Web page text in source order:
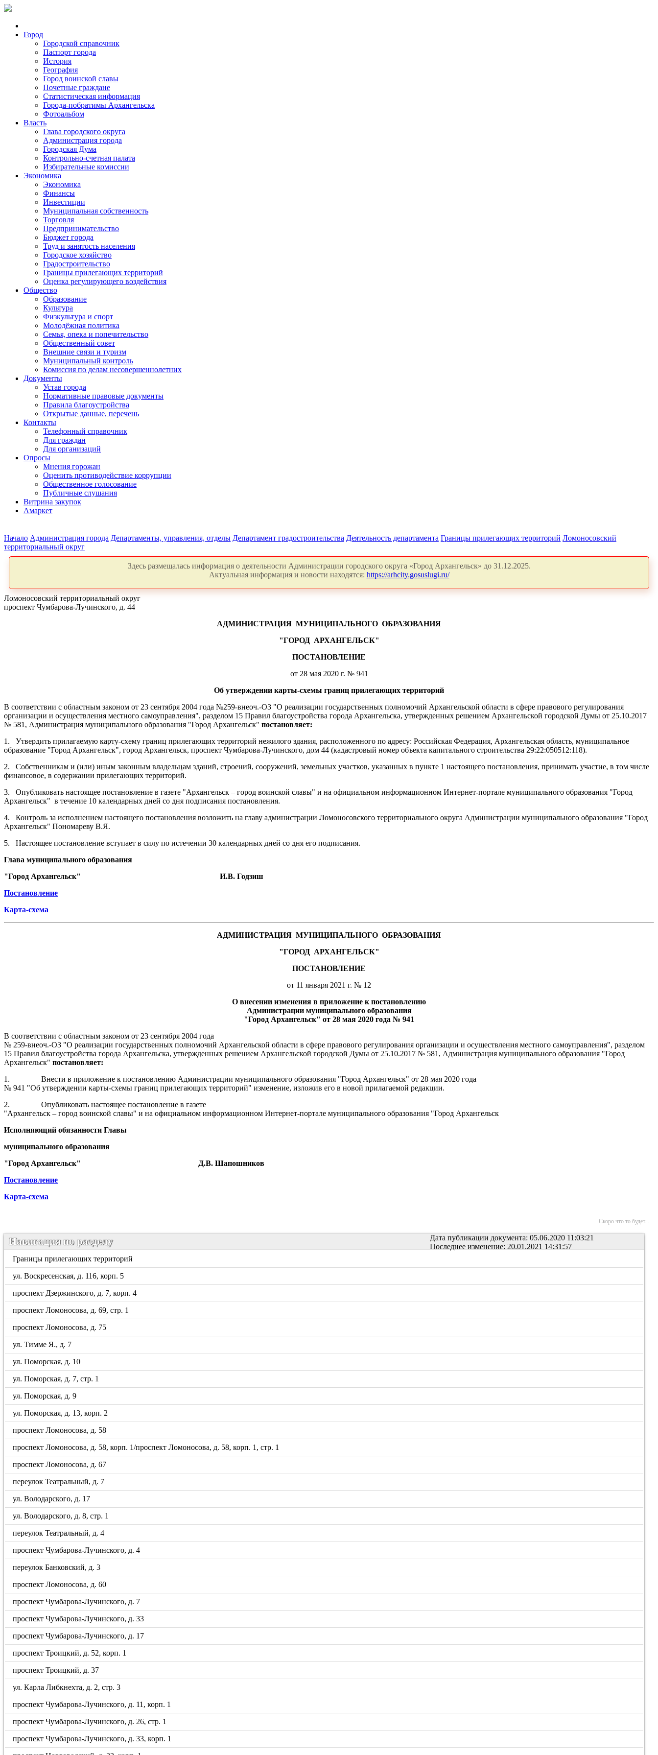
Город
Городской справочник
Паспорт города
История
География
Город воинской славы
Почетные граждане
Статистическая информация
Города-побратимы Архангельска
Фотоальбом
Власть
Глава городского округа
Администрация города
Городская Дума
Контрольно-счетная палата
Избирательные комиссии
Экономика
Экономика
Финансы
Инвестиции
Муниципальная собственность
Торговля
Предпринимательство
Бюджет города
Труд и занятость населения
Городское хозяйство
Градостроительство
Границы прилегающих территорий
Оценка регулирующего воздействия
Общество
Образование
Культура
Физкультура и спорт
Молодёжная политика
Семья, опека и попечительство
Общественный совет
Внешние связи и туризм
Муниципальный контроль
Комиссия по делам несовершеннолетних
Документы
Устав города
Нормативные правовые документы
Правила благоустройства
Открытые данные, перечень
Контакты
Телефонный справочник
Для граждан
Для организаций
Опросы
Мнения горожан
Оценить противодействие коррупции
Общественное голосование
Публичные слушания
Витрина закупок
Амаркет
Начало Администрация города Департаменты, управления, отделы Департамент градостроительства Деятельность департамента Границы прилегающих территорий Ломоносовский
территориальный округ
Здесь размещалась информация о деятельности Администрации городского округа «Город Архангельск» до 31.12.2025.
Актуальная информация и новости находятся: https://arhcity.gosuslugi.ru/
Ломоносовский территориальный округ
проспект Чумбарова-Лучинского, д. 44
АДМИНИСТРАЦИЯ МУНИЦИПАЛЬНОГО ОБРАЗОВАНИЯ
"ГОРОД АРХАНГЕЛЬСК"
ПОСТАНОВЛЕНИЕ
от 28 мая 2020 г. № 941
Об утверждении карты-схемы границ прилегающих территорий
В соответствии с областным законом от 23 сентября 2004 года №259-внеоч.-ОЗ "О реализации государственных полномочий Архангельской области в сфере правового регулирования
организации и осуществления местного самоуправления", разделом 15 Правил благоустройства города Архангельска, утвержденных решением Архангельской городской Думы от 25.10.2017
№ 581, Администрация муниципального образования "Город Архангельск" постановляет:
1.
Утвердить прилагаемую карту-схему границ прилегающих территорий нежилого здания, расположенного по адресу: Российская Федерация, Архангельская область, муниципальное
образование "Город Архангельск", город Архангельск, проспект Чумбарова-Лучинского, дом 44 (кадастровый номер объекта капитального строительства 29:22:050512:118).
2.
Собственникам и (или) иным законным владельцам зданий, строений, сооружений, земельных участков, указанных в пункте 1 настоящего постановления, принимать участие, в том числе
финансовое, в содержании прилегающих территорий.
3.
Опубликовать настоящее постановление в газете "Архангельск – город воинской славы" и на официальном информационном Интернет-портале муниципального образования "Город
Архангельск" в течение 10 календарных дней со дня подписания постановления.
4.
Контроль за исполнением настоящего постановления возложить на главу администрации Ломоносовского территориального округа Администрации муниципального образования "Город
Архангельск" Пономареву В.Я.
5.
Настоящее постановление вступает в силу по истечении 30 календарных дней со дня его подписания.
Глава муниципального образования
"Город Архангельск"
И.В. Годзиш
Постановление
Карта-схема
АДМИНИСТРАЦИЯ МУНИЦИПАЛЬНОГО ОБРАЗОВАНИЯ
"ГОРОД АРХАНГЕЛЬСК"
ПОСТАНОВЛЕНИЕ
от 11 января 2021 г. № 12
О внесении изменения в приложение к постановлению
Администрации муниципального образования
"Город Архангельск" от 28 мая 2020 года № 941
В соответствии с областным законом от 23 сентября 2004 года
№ 259-внеоч.-ОЗ "О реализации государственных полномочий Архангельской области в сфере правового регулирования организации и осуществления местного самоуправления", разделом
15 Правил благоустройства города Архангельска, утвержденных решением Архангельской городской Думы от 25.10.2017 № 581, Администрация муниципального образования "Город
Архангельск" постановляет:
1.
Внести в приложение к постановлению Администрации муниципального образования "Город Архангельск" от 28 мая 2020 года
№ 941 "Об утверждении карты-схемы границ прилегающих территорий" изменение, изложив его в новой прилагаемой редакции.
2.
Опубликовать настоящее постановление в газете
"Архангельск – город воинской славы" и на официальном информационном Интернет-портале муниципального образования "Город Архангельск
Исполняющий обязанности Главы
муниципального образования
"Город Архангельск"
Д.В. Шапошников
Постановление
Карта-схема
Скоро что то будет...
Дата публикации документа: 05.06.2020 11:03:21
Последнее изменение: 20.01.2021 14:31:57
Навигация по разделу
Границы прилегающих территорий
ул. Воскресенская, д. 116, корп. 5
проспект Дзержинского, д. 7, корп. 4
проспект Ломоносова, д. 69, стр. 1
проспект Ломоносова, д. 75
ул. Тимме Я., д. 7
ул. Поморская, д. 10
ул. Поморская, д. 7, стр. 1
ул. Поморская, д. 9
ул. Поморская, д. 13, корп. 2
проспект Ломоносова, д. 58
проспект Ломоносова, д. 58, корп. 1/проспект Ломоносова, д. 58, корп. 1, стр. 1
проспект Ломоносова, д. 67
переулок Театральный, д. 7
ул. Володарского, д. 17
ул. Володарского, д. 8, стр. 1
переулок Театральный, д. 4
проспект Чумбарова-Лучинского, д. 4
переулок Банковский, д. 3
проспект Ломоносова, д. 60
проспект Чумбарова-Лучинского, д. 7
проспект Чумбарова-Лучинского, д. 33
проспект Чумбарова-Лучинского, д. 17
проспект Троицкий, д. 52, корп. 1
проспект Троицкий, д. 37
ул. Карла Либкнехта, д. 2, стр. 3
проспект Чумбарова-Лучинского, д. 11, корп. 1
проспект Чумбарова-Лучинского, д. 26, стр. 1
проспект Чумбарова-Лучинского, д. 33, корп. 1